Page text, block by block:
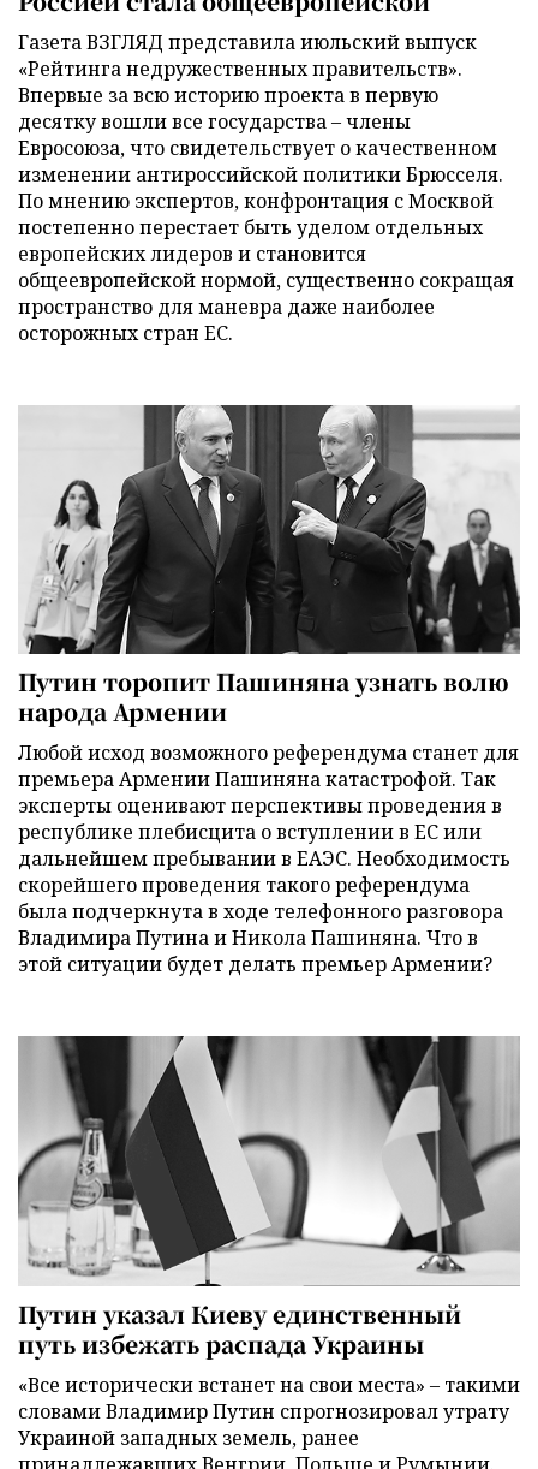
Газета ВЗГЛЯД представила июльский выпуск
«Рейтинга недружественных правительств».
Впервые за всю историю проекта в первую
десятку вошли все государства – члены
Евросоюза, что свидетельствует о качественном
изменении антироссийской политики Брюсселя.
По мнению экспертов, конфронтация с Москвой
постепенно перестает быть уделом отдельных
европейских лидеров и становится
общеевропейской нормой, существенно сокращая
пространство для маневра даже наиболее
осторожных стран ЕС.
Путин торопит Пашиняна узнать волю
народа Армении
Любой исход возможного референдума станет для
премьера Армении Пашиняна катастрофой. Так
эксперты оценивают перспективы проведения в
республике плебисцита о вступлении в ЕС или
дальнейшем пребывании в ЕАЭС. Необходимость
скорейшего проведения такого референдума
была подчеркнута в ходе телефонного разговора
Владимира Путина и Никола Пашиняна. Что в
этой ситуации будет делать премьер Армении?
Путин указал Киеву единственный
путь избежать распада Украины
«Все исторически встанет на свои места» – такими
словами Владимир Путин спрогнозировал утрату
Украиной западных земель, ранее